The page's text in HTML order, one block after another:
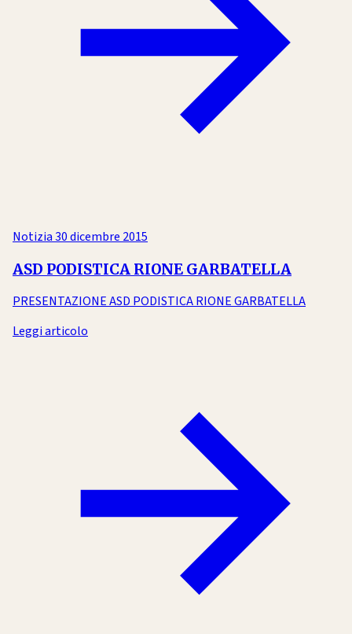
Notizia30 dicembre 2015
ASD PODISTICA RIONE GARBATELLA
PRESENTAZIONE ASD PODISTICA RIONE GARBATELLA
Leggi articolo